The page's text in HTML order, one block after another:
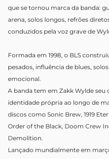
que se tornou marca da banda:
arena, solos longos, refrões
conduzidos pela voz grave de
Formada em 1998, o BLS
pesados, influência de blues,
emocional.
A banda tem em Zakk Wylde
identidade própria ao longo de
discos como Sonic Brew, 1919
Order of the Black, Doom Crew
Demolition.
Lançado mundialmente em